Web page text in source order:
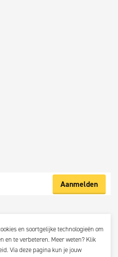
Aanmelden
maandelijks in jouw mailbox? Schrijf
Bij inschrijving ga je akkoord met
en soortgelijke technologieën om
en te verbeteren. Meer weten? Klik
. Viadeze pagina kun je jouw